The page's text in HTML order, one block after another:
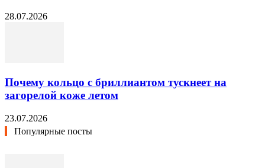
28.07.2026
Почему кольцо с бриллиантом тускнеет на
загорелой коже летом
23.07.2026
Популярные посты